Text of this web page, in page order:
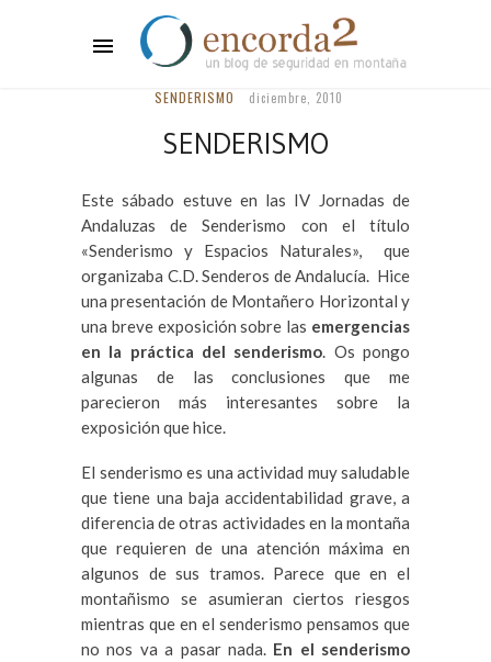
SENDERISMO diciembre, 2010
SENDERISMO
Este sábado estuve en las IV Jornadas de
Andaluzas de Senderismo con el título
«Senderismo y Espacios Naturales», que
organizaba C.D. Senderos de Andalucía. Hice
una presentación de Montañero Horizontal y
una breve exposición sobre las emergencias
en la práctica del senderismo. Os pongo
algunas de las conclusiones que me
parecieron más interesantes sobre la
exposición que hice.
El senderismo es una actividad muy saludable
que tiene una baja accidentabilidad grave, a
diferencia de otras actividades en la montaña
que requieren de una atención máxima en
algunos de sus tramos. Parece que en el
montañismo se asumieran ciertos riesgos
mientras que en el senderismo pensamos que
no nos va a pasar nada. En el senderismo